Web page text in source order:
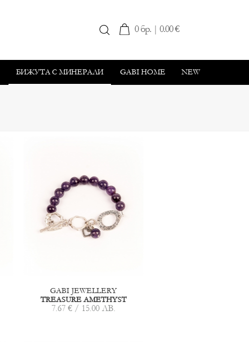
0 бр. | 0.00 €
БИЖУТА С МИНЕРАЛИ GABI HOME NEW
GABI JEWELLERY
TREASURE AMETHYST
7.67 € / 15.00 ЛВ.